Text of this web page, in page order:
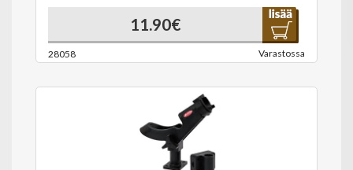
11.90€
28058 Varastossa